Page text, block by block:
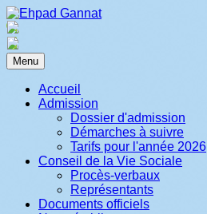
Menu
Accueil
Admission
Dossier d'admission
Démarches à suivre
Tarifs pour l'année 2026
Conseil de la Vie Sociale
Procès-verbaux
Représentants
Documents officiels